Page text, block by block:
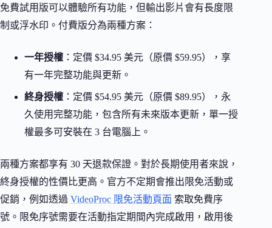
免費試用版可以體驗所有功能，但輸出影片會有長度限
制或浮水印。付費版分為兩種方案：
一年授權 ：定價 $34.95 美元（原價 $59.95），享
有一年完整功能與更新。
終身授權 ：定價 $54.95 美元（原價 $89.95），永
久使用完整功能，包含所有未來版本更新，單一授
權最多可安裝在 3 台電腦上。
兩種方案都享有 30 天退款保證。對於長期使用者來說，
終身授權的性價比更高。官方不定期會推出限免活動或
促銷，例如透過 VideoProc 限免活動頁面 索取免費序
號。限免序號需要在活動指定期間內完成啟用，啟用後